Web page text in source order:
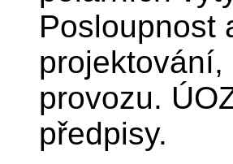
Posloupnost
provozu.
předpisy.